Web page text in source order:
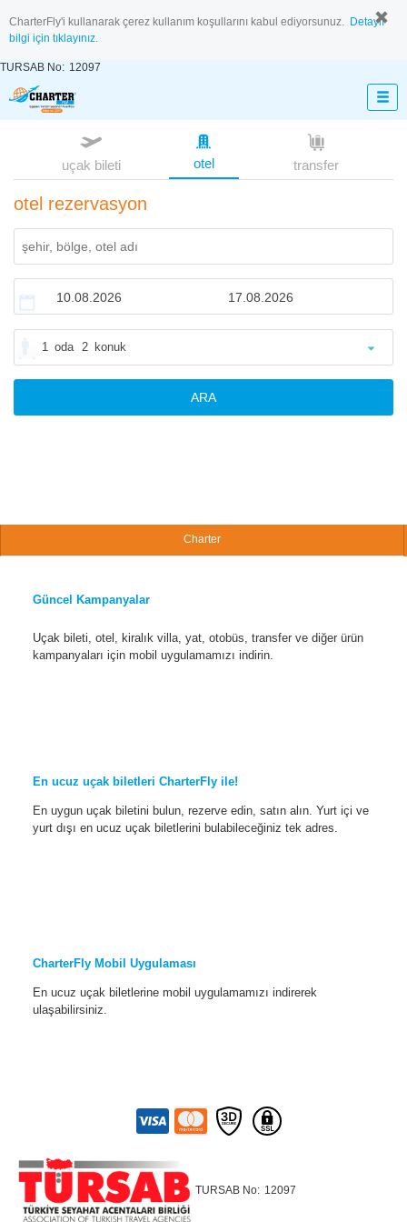
CharterFly'i kullanarak çerez kullanım koşullarını kabul ediyorsunuz. Detaylı
bilgi için tıklayınız.
TURSAB No: 12097
uçak bileti otel transfer
otel rezervasyon
1 oda 2 konuk
ARA
Charter
Güncel Kampanyalar
Uçak bileti, otel, kiralık villa, yat, otobüs, transfer ve diğer ürün
kampanyaları için mobil uygulamamızı indirin.
En ucuz uçak biletleri CharterFly ile!
En uygun uçak biletini bulun, rezerve edin, satın alın. Yurt içi ve
yurt dışı en ucuz uçak biletlerini bulabileceğiniz tek adres.
CharterFly Mobil Uygulaması
En ucuz uçak biletlerine mobil uygulamamızı indirerek
ulaşabilirsiniz.
TURSAB No: 12097